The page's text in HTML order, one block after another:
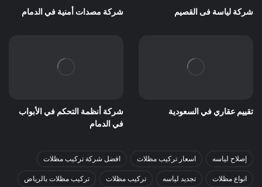
شركة لياسة فى القصيم شركة مصدات أمنية في الدمام
تقييم عقاري في السعودية
شركة أنظمة التحكم في الأبواب
في الدمام
إصلاح لياسه اسعار تركيب مظلات افضل شركة تركيب مظلات
انواع مظلات تجديد لياسه تركيب مظلات تركيب مظلات بالرياض